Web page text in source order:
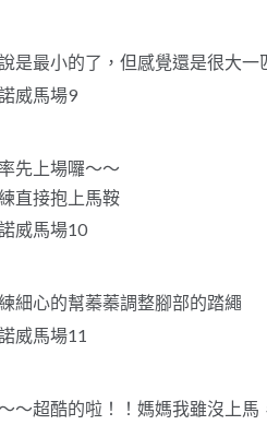
是最小的了，但感覺還是很大一
先上場囉～～
直接抱上馬鞍
細心的幫蓁蓁調整腳部的踏繩
～超酷的啦！！媽媽我雖沒上馬